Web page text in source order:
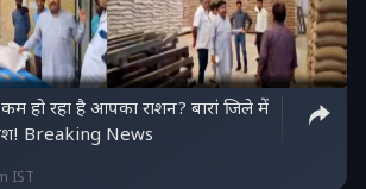
हो रहा है आपका राशन? बारां जिले में
Breaking News
IST